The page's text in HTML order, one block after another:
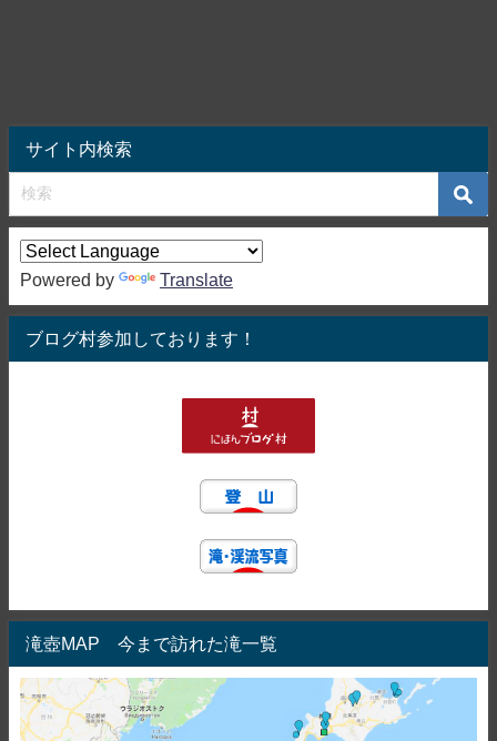
サイト内検索
Powered by Translate
ブログ村参加しております！
滝壺MAP 今まで訪れた滝一覧